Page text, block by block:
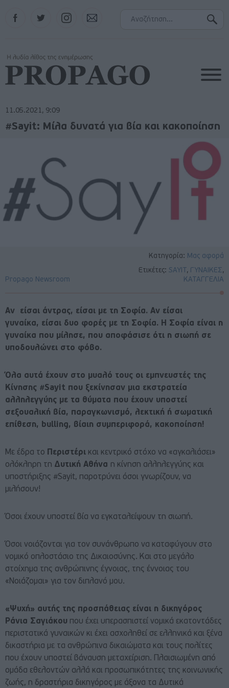
Instagram
11.05.2021, 9:09
Κατηγορία: Μας αφορά
Ετικέτες: SAYIT , ΓΥΝΑΙΚΕΣ,
ΚΑΤΑΓΓΕΛΙΑ
Propago Newsroom
#Sayit: Μίλα δυνατά για βία και κακοποίηση
Αν είσαι άντρας, είσαι με τη Σοφία. Αν είσαι
γυναίκα, είσαι δυο φορές με τη Σοφία. Η Σοφία είναι η
γυναίκα που μίλησε, που αποφάσισε ότι η σιωπή σε
υποδουλώνει στο φόβο.
Όλα αυτά έχουν στο μυαλό τους οι εμπνευστές της
Κίνησης #Sayit που ξεκίνησαν μια εκστρατεία
αλληλεγγύης με τα θύματα που έχουν υποστεί
σεξουαλική βία, παραγκωνισμό, λεκτική ή σωματική
επίθεση, bulling, βίαιη συμπεριφορά, κακοποίηση!
Με έδρα το Περιστέρι και κεντρικό στόχο να «αγκαλιάσει»
ολόκληρη τη Δυτική Αθήνα η κίνηση αλληλεγγύης και
υποστήριξης #Sayit, παροτρύνει όσοι γνωρίζουν, να
μιλήσουν!
Όσοι έχουν υποστεί βία να εγκαταλείψουν τη σιωπή.
Όσοι νοιάζονται για τον συνάνθρωπο να καταφύγουν στο
νομικό οπλοστάσιο της Δικαιοσύνης. Και στο μεγάλο
στοίχημα της ανθρώπινης έγνοιας, της έννοιας του
«Νοιάζομαι» για τον διπλανό μου.
«Ψυχή» αυτής της προσπάθειας είναι η δικηγόρος
Ράνια Σαγιάκου που έχει υπερασπιστεί νομικά εκατοντάδες
περιστατικά γυναικών κι έχει ασχοληθεί σε ελληνικά και ξένα
δικαστήρια με τα ανθρώπινα δικαιώματα και τους πολίτες
που έχουν υποστεί βάναυση μεταχείριση. Πλαισιωμένη από
ομάδα εθελοντών αλλά και προσωπικότητες της κοινωνικής
ζωής, η δραστήρια δικηγόρος με άξονα τα Δυτικά